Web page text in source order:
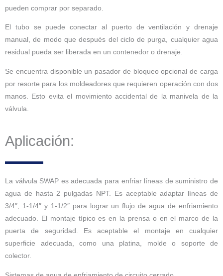
pueden comprar por separado.
El tubo se puede conectar al puerto de ventilación y drenaje
manual, de modo que después del ciclo de purga, cualquier agua
residual pueda ser liberada en un contenedor o drenaje.
Se encuentra disponible un pasador de bloqueo opcional de carga
por resorte para los moldeadores que requieren operación con dos
manos. Esto evita el movimiento accidental de la manivela de la
válvula.
Aplicación:
La válvula SWAP es adecuada para enfriar líneas de suministro de
agua de hasta 2 pulgadas NPT. Es aceptable adaptar líneas de
3/4″, 1-1/4″ y 1-1/2″ para lograr un flujo de agua de enfriamiento
adecuado. El montaje típico es en la prensa o en el marco de la
puerta de seguridad. Es aceptable el montaje en cualquier
superficie adecuada, como una platina, molde o soporte de
colector.